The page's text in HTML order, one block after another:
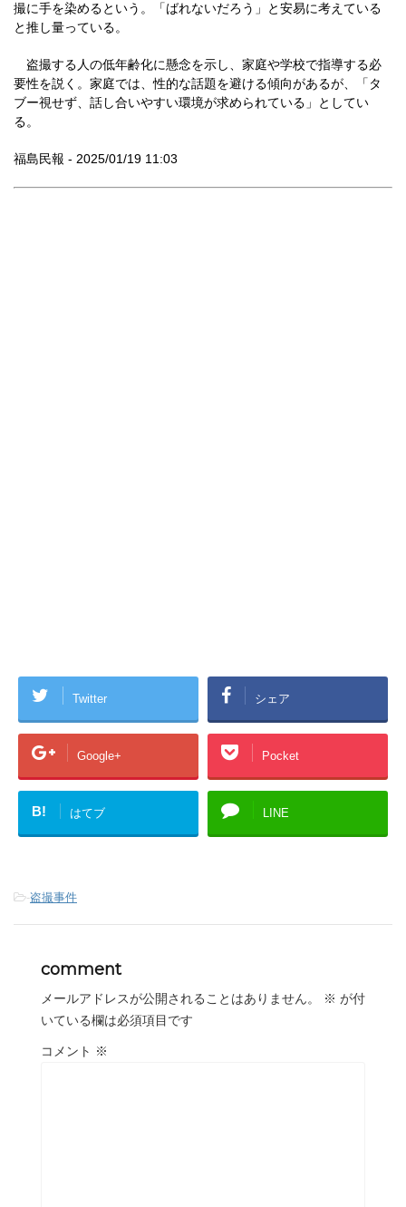
撮に手を染めるという。「ばれないだろう」と安易に考えている
と推し量っている。
盗撮する人の低年齢化に懸念を示し、家庭や学校で指導する必
要性を説く。家庭では、性的な話題を避ける傾向があるが、「タ
ブー視せず、話し合いやすい環境が求められている」としてい
る。
福島民報 - 2025/01/19 11:03
Twitter シェア
Google+ Pocket
B! はてブ LINE
-盗撮事件
comment
メールアドレスが公開されることはありません。 ※ が付
いている欄は必須項目です
コメント ※